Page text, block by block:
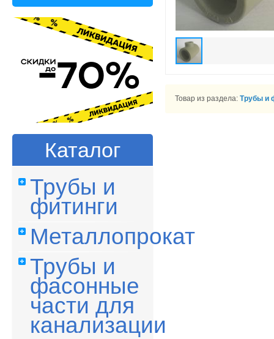
Каталог
Трубы и
фитинги
Металлопрокат
Трубы и
фасонные
части для
канализации
Товар из раздела: Трубы и